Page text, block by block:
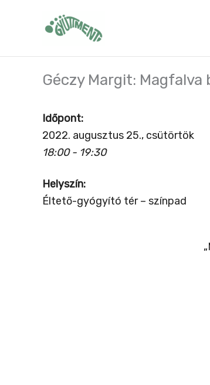
Géczy Margit:
Időpont:
2022. augusztus 25., csütörtök
18:00 - 19:30
Helyszín:
Éltető-gyógyító tér – színpad